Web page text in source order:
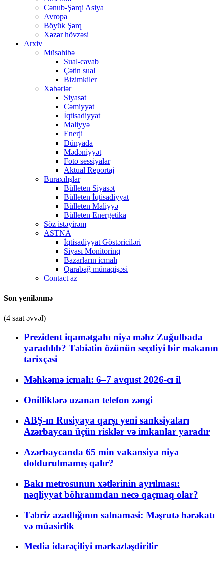
Cənub-Şərqi Asiya
Avropa
Böyük Şərq
Xəzər hövzəsi
Arxiv
Müsahibə
Sual-cavab
Çətin sual
Bizimkiler
Xəbərlər
Siyasət
Cəmiyyət
İqtisadiyyat
Maliyyə
Enerji
Dünyada
Mədəniyyət
Foto sessiyalar
Aktual Reportaj
Buraxılışlar
Bülleten Siyasət
Bülleten İqtisadiyyat
Bülleten Maliyyə
Bülleten Energetika
Söz istəyirəm
ASTNA
İqtisadiyyat Göstəriciləri
Siyası Monitorinq
Bazarların icmalı
Qarabağ münaqişəsi
Contact az
Son yenilənmə
(4 saat əvvəl)
Prezident iqamətgahı niyə məhz Zuğulbada
yaradılıb? Təbiətin özünün seçdiyi bir məkanın
tarixçəsi
Məhkəmə icmalı: 6–7 avqust 2026-cı il
Onilliklərə uzanan telefon zəngi
ABŞ-ın Rusiyaya qarşı yeni sanksiyaları
Azərbaycan üçün risklər və imkanlar yaradır
Azərbaycanda 65 min vakansiya niyə
doldurulmamış qalır?
Bakı metrosunun xətlərinin ayrılması:
nəqliyyat böhranından necə qaçmaq olar?
Təbriz azadlığının salnaməsi: Məşrutə hərəkatı
və müasirlik
Media idarəçiliyi mərkəzləşdirilir